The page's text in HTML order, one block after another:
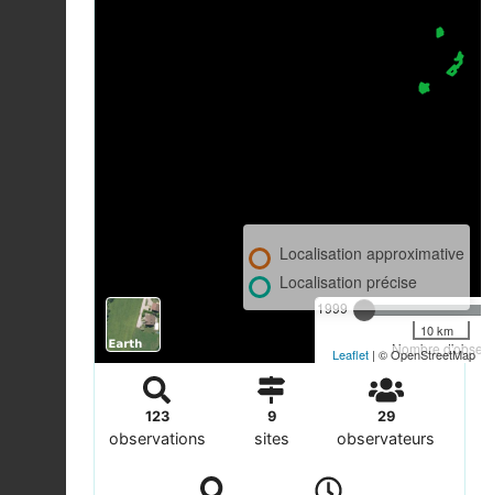
1999
Nombre
Localisation approximative
Localisation précise
10 km
Leaflet | © OpenStreetMap
123
observations
9
sites
29
observateurs